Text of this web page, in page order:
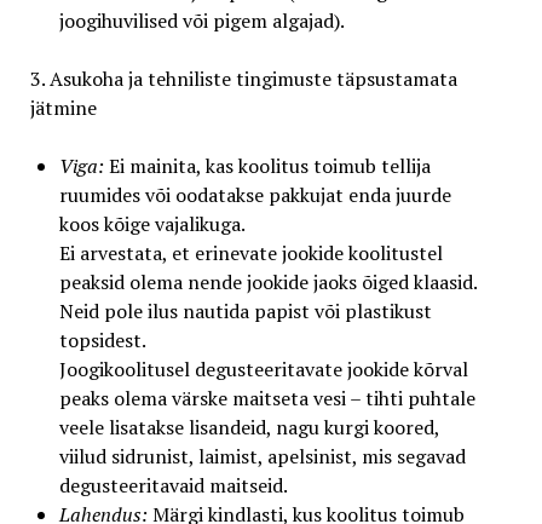
joogihuvilised või pigem algajad).
3. Asukoha ja tehniliste tingimuste täpsustamata
jätmine
Viga: Ei mainita, kas koolitus toimub tellija
ruumides või oodatakse pakkujat enda juurde
koos kõige vajalikuga.
Ei arvestata, et erinevate jookide koolitustel
peaksid olema nende jookide jaoks õiged klaasid.
Neid pole ilus nautida papist või plastikust
topsidest.
Joogikoolitusel degusteeritavate jookide kõrval
peaks olema värske maitseta vesi – tihti puhtale
veele lisatakse lisandeid, nagu kurgi koored,
viilud sidrunist, laimist, apelsinist, mis segavad
degusteeritavaid maitseid.
Lahendus: Märgi kindlasti, kus koolitus toimub